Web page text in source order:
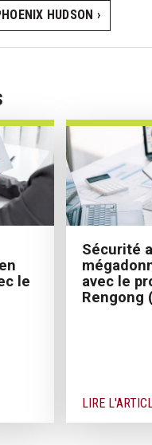
HUDSON ›
le
Sécurité
avec le
Rengong
LIRE